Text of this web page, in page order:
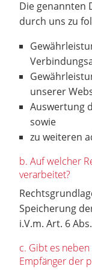
Die genannten
durch uns zu
unserer
Auswertung
sowie
zu weiteren
b. Auf welcher
verarbeitet?
Speicherung
i.V.m. Art. 6
c. Gibt es
Empfänger der